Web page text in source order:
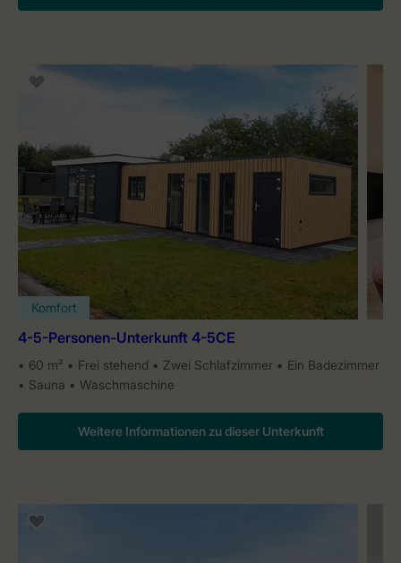
Komfort
4-5-Personen-Unterkunft 4-5CE
60 m² Frei stehend Zwei Schlafzimmer
Ein Badezimmer
Sauna
Waschmaschine
Weitere Informationen zu dieser Unterkunft